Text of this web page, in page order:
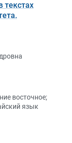
текстах
восточное;
язык